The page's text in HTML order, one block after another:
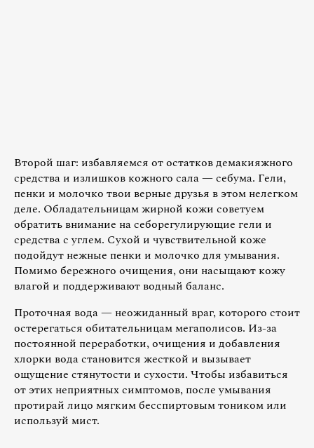
Второй шаг: избавляемся от остатков демакияжного
средства и излишков кожного сала — себума. Гели,
пенки и молочко твои верные друзья в этом нелегком
деле. Обладательницам жирной кожи советуем
обратить внимание на себорегулирующие гели и
средства с углем. Сухой и чувствительной коже
подойдут нежные пенки и молочко для умывания.
Помимо бережного очищения, они насыщают кожу
влагой и поддерживают водный баланс.
Проточная вода — неожиданный враг, которого стоит
остерегаться обитательницам мегаполисов. Из-за
постоянной переработки, очищения и добавления
хлорки вода становится жесткой и вызывает
ощущение стянутости и сухости. Чтобы избавиться
от этих неприятных симптомов, после умывания
протирай лицо мягким бесспиртовым тоником или
используй мист.